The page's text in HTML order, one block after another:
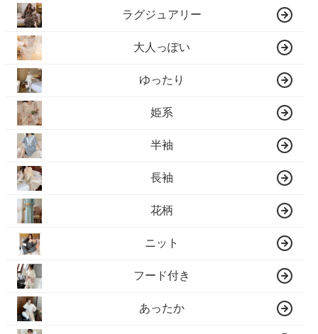
ラグジュアリー
大人っぽい
ゆったり
姫系
半袖
長袖
花柄
ニット
フード付き
あったか